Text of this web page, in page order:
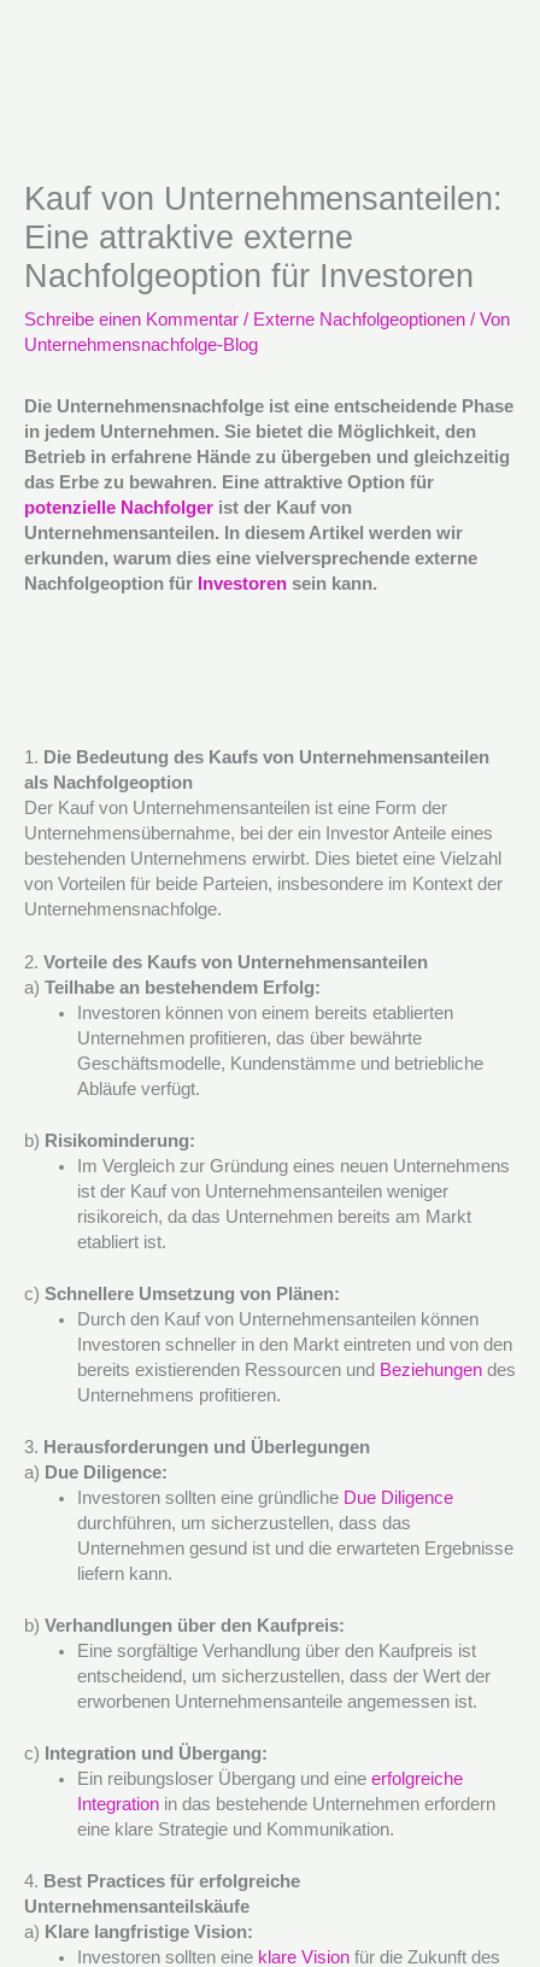
Kauf von Unternehmensanteilen:
Eine attraktive externe
Nachfolgeoption für Investoren
Schreibe einen Kommentar / Externe Nachfolgeoptionen / Von
Unternehmensnachfolge-Blog
Die Unternehmensnachfolge ist eine entscheidende Phase
in jedem Unternehmen. Sie bietet die Möglichkeit, den
Betrieb in erfahrene Hände zu übergeben und gleichzeitig
das Erbe zu bewahren. Eine attraktive Option für
potenzielle Nachfolger ist der Kauf von
Unternehmensanteilen. In diesem Artikel werden wir
erkunden, warum dies eine vielversprechende externe
Nachfolgeoption für Investoren sein kann.
1. Die Bedeutung des Kaufs von Unternehmensanteilen
als Nachfolgeoption
Der Kauf von Unternehmensanteilen ist eine Form der
Unternehmensübernahme, bei der ein Investor Anteile eines
bestehenden Unternehmens erwirbt. Dies bietet eine Vielzahl
von Vorteilen für beide Parteien, insbesondere im Kontext der
Unternehmensnachfolge.
2. Vorteile des Kaufs von Unternehmensanteilen
a) Teilhabe an bestehendem Erfolg:
Investoren können von einem bereits etablierten
Unternehmen profitieren, das über bewährte
Geschäftsmodelle, Kundenstämme und betriebliche
Abläufe verfügt.
b) Risikominderung:
Im Vergleich zur Gründung eines neuen Unternehmens
ist der Kauf von Unternehmensanteilen weniger
risikoreich, da das Unternehmen bereits am Markt
etabliert ist.
c) Schnellere Umsetzung von Plänen:
Durch den Kauf von Unternehmensanteilen können
Investoren schneller in den Markt eintreten und von den
bereits existierenden Ressourcen und Beziehungendes
Unternehmens profitieren.
3. Herausforderungen und Überlegungen
a) Due Diligence:
Investoren sollten eine gründliche Due Diligence
durchführen, um sicherzustellen, dass das
Unternehmen gesund ist und die erwarteten Ergebnisse
liefern kann.
b) Verhandlungen über den Kaufpreis:
Eine sorgfältige Verhandlung über den Kaufpreis ist
entscheidend, um sicherzustellen, dass der Wert der
erworbenen Unternehmensanteile angemessen ist.
c)
Integration und Übergang:
Ein reibungsloser Übergang und eine erfolgreiche
Integrationin das bestehende Unternehmen erfordern
eine klare Strategie und Kommunikation.
4. Best Practices für erfolgreiche
Unternehmensanteilskäufe
a) Klare langfristige Vision:
Investoren sollten eine klare Visionfür die Zukunft des